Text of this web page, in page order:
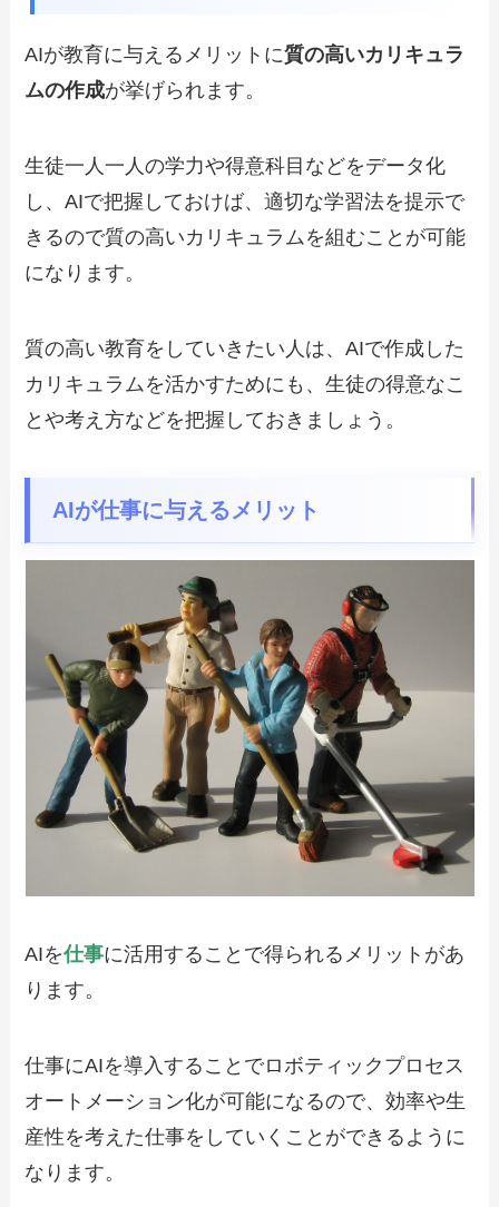
AIが教育に与えるメリットに質の高いカリキュラ
ムの作成が挙げられます。
生徒一人一人の学力や得意科目などをデータ化
し、AIで把握しておけば、適切な学習法を提示で
きるので質の高いカリキュラムを組むことが可能
になります。
質の高い教育をしていきたい人は、AIで作成した
カリキュラムを活かすためにも、生徒の得意なこ
とや考え方などを把握しておきましょう。
AIが仕事に与えるメリット
AIを仕事に活用することで得られるメリットがあ
ります。
仕事にAIを導入することでロボティックプロセス
オートメーション化が可能になるので、効率や生
産性を考えた仕事をしていくことができるように
なります。